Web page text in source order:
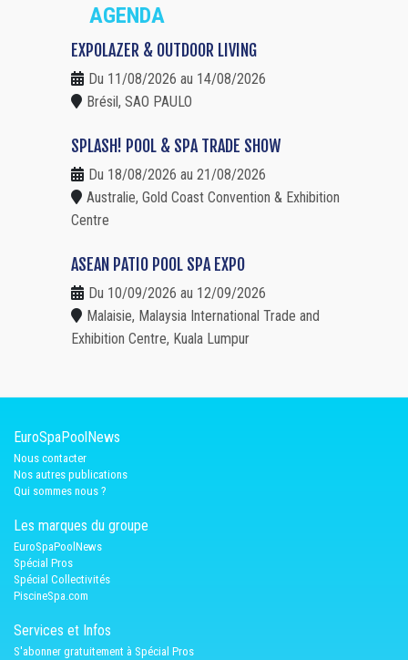
AGENDA
EXPOLAZER & OUTDOOR LIVING
Du 11/08/2026 au 14/08/2026
Brésil, SAO PAULO
SPLASH! POOL & SPA TRADE SHOW
Du 18/08/2026 au 21/08/2026
Australie, Gold Coast Convention & Exhibition
Centre
ASEAN PATIO POOL SPA EXPO
Du 10/09/2026 au 12/09/2026
Malaisie, Malaysia International Trade and
Exhibition Centre, Kuala Lumpur
EuroSpaPoolNews
Nous contacter
Nos autres publications
Qui sommes nous ?
Les marques du groupe
EuroSpaPoolNews
Spécial Pros
Spécial Collectivités
PiscineSpa.com
Services et Infos
S'abonner gratuitement à Spécial Pros